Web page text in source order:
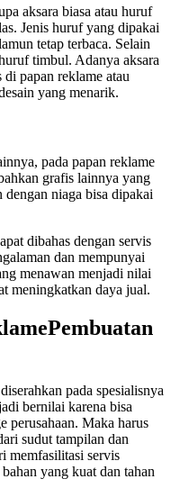
aksara biasa atau huruf
Jenis huruf yang dipakai
tetap terbaca. Selain
timbul. Adanya aksara
papan reklame atau
yang menarik.
pada papan reklame
grafis lainnya yang
niaga bisa dipakai
dibahas dengan servis
dan mempunyai
menawan menjadi nilai
meningkatkan daya jual.
pada spesialisnya
bernilai karena bisa
perusahaan. Maka harus
sudut tampilan dan
memfasilitasi servis
yang kuat dan tahan